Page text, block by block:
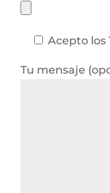
Acepto los
Tu mensaje